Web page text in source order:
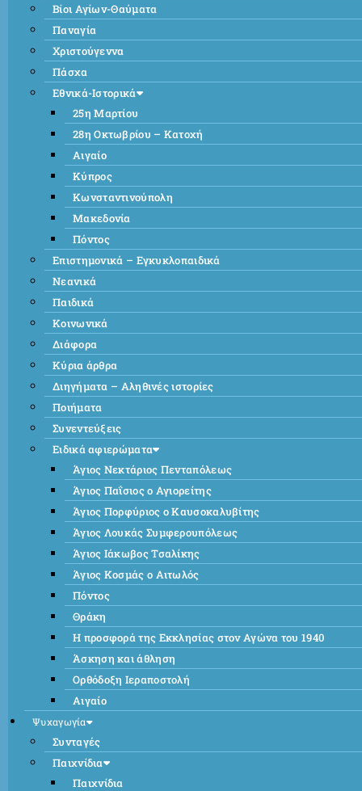
Βίοι Αγίων-Θαύματα
Παναγία
Χριστούγεννα
Πάσχα
Εθνικά-Ιστορικά
25η Μαρτίου
28η Οκτωβρίου – Κατοχή
Αιγαίο
Κύπρος
Κωνσταντινούπολη
Μακεδονία
Πόντος
Επιστημονικά – Εγκυκλοπαιδικά
Νεανικά
Παιδικά
Κοινωνικά
Διάφορα
Κύρια άρθρα
Διηγήματα – Αληθινές ιστορίες
Ποιήματα
Συνεντεύξεις
Ειδικά αφιερώματα
Άγιος Νεκτάριος Πενταπόλεως
Άγιος Παΐσιος ο Αγιορείτης
Άγιος Πορφύριος ο Καυσοκαλυβίτης
Άγιος Λουκάς Συμφερουπόλεως
Άγιος Ιάκωβος Τσαλίκης
Άγιος Κοσμάς ο Αιτωλός
Πόντος
Θράκη
Η προσφορά της Εκκλησίας στον Αγώνα του 1940
Άσκηση και άθληση
Ορθόδοξη Ιεραποστολή
Αιγαίο
Ψυχαγωγία
Συνταγές
Παιχνίδια
Παιχνίδια